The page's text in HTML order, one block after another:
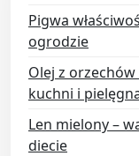
Pigwa
ogrodzie
Olej z
kuchni i
Len mielony –
diecie